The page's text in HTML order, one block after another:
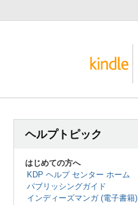
ヘルプトピック
はじめての方へ
KDP ヘルプ センター ホーム
パブリッシングガイド
インディーズマンガ (電子書籍)